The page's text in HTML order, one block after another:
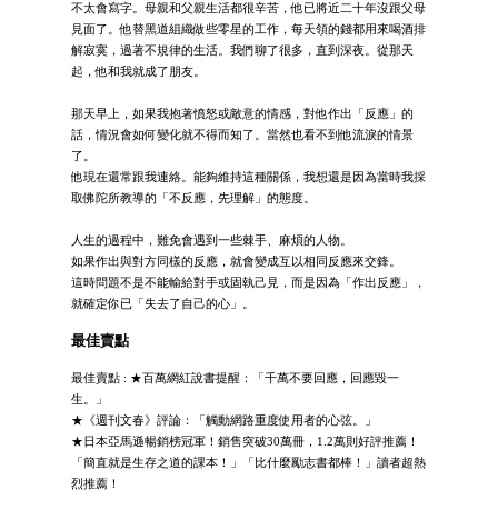
不太會寫字。母親和父親生活都很辛苦，他已將近二十年沒跟父母
見面了。他替黑道組織做些零星的工作，每天領的錢都用來喝酒排
解寂寞，過著不規律的生活。我們聊了很多，直到深夜。從那天
起，他和我就成了朋友。
那天早上，如果我抱著憤怒或敵意的情感，對他作出「反應」的
話，情況會如何變化就不得而知了。當然也看不到他流淚的情景
了。
他現在還常跟我連絡。能夠維持這種關係，我想還是因為當時我採
取佛陀所教導的「不反應，先理解」的態度。
人生的過程中，難免會遇到一些棘手、麻煩的人物。
如果作出與對方同樣的反應，就會變成互以相同反應來交鋒。
這時問題不是不能輸給對手或固執己見，而是因為「作出反應」，
就確定你已「失去了自己的心」。
最佳賣點
最佳賣點 : ★百萬網紅說書提醒：「千萬不要回應，回應毀一
生。」
★《週刊文春》評論：「觸動網路重度使用者的心弦。」
★日本亞馬遜暢銷榜冠軍！銷售突破30萬冊，1.2萬則好評推薦！
「簡直就是生存之道的課本！」「比什麼勵志書都棒！」讀者超熱
烈推薦！